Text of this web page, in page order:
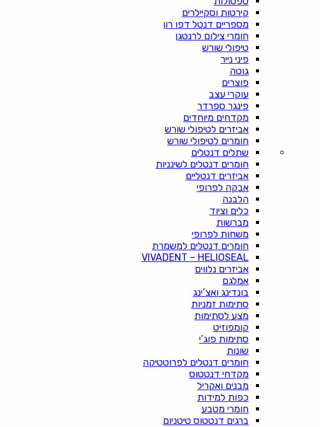
קירטות וסקיילרים
מספריים דנטל דפו רון
חומרי צילום לרנטגן
טיפולי שורש
פיני נייר
גוטה
פוצרים
עוקרי עצב
פינגר ספרדר
מקדחים מיוחדים
אביזרים לטיפולי שורש
חומרים לטיפולי שורש
שתלים דנטלים
חומרים דנטלים לשינניות
אביזרים דנטליים
אבקה לפרופי
הלבנה
כלים וציוד
מברשות
משחות לפרופי
חומרים דנטלים למשמרת
VIVADENT – HELIOSEAL
אביזרים נלווים
אמלגם
בונדינג ואצ’ינג
סתימות זמניות
מצע לסתימות
קומפוזיט
סתימות פוג’י
שונות
חומרים דנטלים לפרוטטיקה
מקדחי דנטטוס
מבנים ואקריל
כפות למידות
חומרי מטבע
ברגים דנטטוס טיטניום